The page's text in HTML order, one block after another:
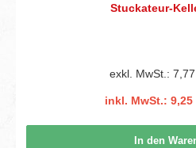
Stuckateur-
exkl. MwSt.:
inkl. MwSt.: 9,25
In den